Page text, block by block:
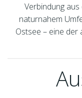
Verbindung
naturnahem
Ostsee – eine